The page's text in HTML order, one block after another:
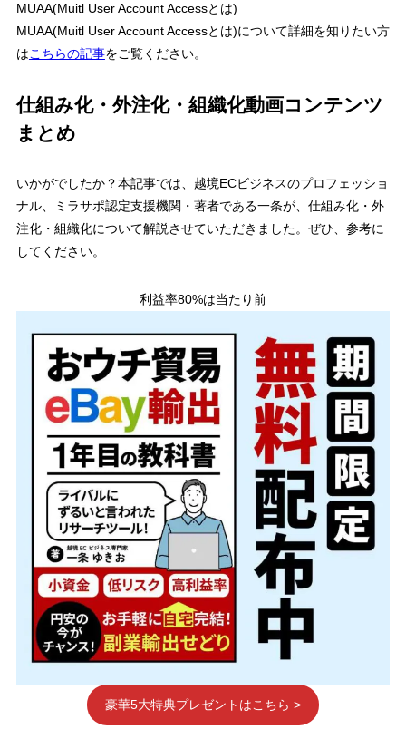
MUAA(Muitl User Account Accessとは)
MUAA(Muitl User Account Accessとは)について詳細を知りたい方
はこちらの記事をご覧ください。
仕組み化・外注化・組織化動画コンテンツ
まとめ
いかがでしたか？本記事では、越境ECビジネスのプロフェッショ
ナル、ミラサポ認定支援機関・著者である一条が、仕組み化・外
注化・組織化について解説させていただきました。ぜひ、参考に
してください。
利益率80%は当たり前
豪華5大特典プレゼントはこちら >